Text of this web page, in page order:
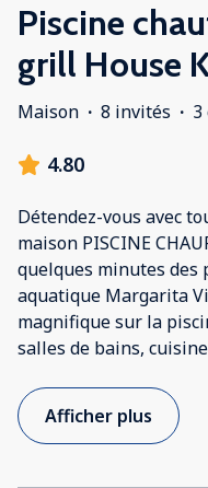
Piscine
grill House
Maison · 8 invités · 3
4.80
Détendez-vous avec
maison PISCINE
quelques minutes des
aquatique Margarita
magnifique sur la
salles de bains,
Afficher plus